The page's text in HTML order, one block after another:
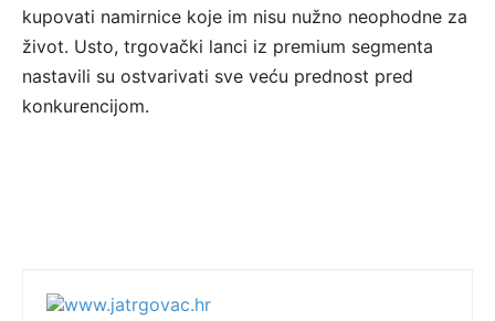
kupovati namirnice koje im nisu nužno neophodne za
život. Usto, trgovački lanci iz premium segmenta
nastavili su ostvarivati sve veću prednost pred
konkurencijom.